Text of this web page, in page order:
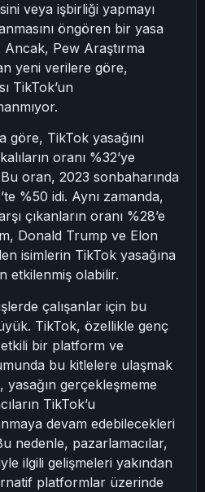
veya işbirliği yapmayı
öngören bir yasa
Ancak, Pew Araştırma
yeni verilere göre,
TikTok’un
göre, TikTok yasağını
oranı %32’ye
oran, 2023 sonbaharında
%50 idi. Aynı zamanda,
çıkanların oranı %28’e
Donald Trump ve Elon
isimlerin TikTok yasağına
etkilenmiş olabilir.
çalışanlar için bu
TikTok, özellikle genç
bir platform ve
bu kitlelere ulaşmak
gerçekleşmeme
TikTok’u
devam edebilecekleri
nedenle, pazarlamacılar,
ilgili gelişmeleri yakından
platformlar üzerinde